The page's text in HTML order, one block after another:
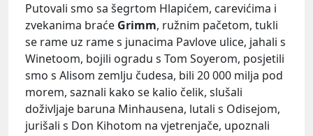
Putovali smo sa šegrtom Hlapićem, carevićima i
zvekanima braće Grimm, ružnim pačetom, tukli
se rame uz rame s junacima Pavlove ulice, jahali s
Winetoom, bojili ogradu s Tom Soyerom, posjetili
smo s Alisom zemlju čudesa, bili 20 000 milja pod
morem, saznali kako se kalio čelik, slušali
doživljaje baruna Minhausena, lutali s Odisejom,
jurišali s Don Kihotom na vjetrenjače, upoznali